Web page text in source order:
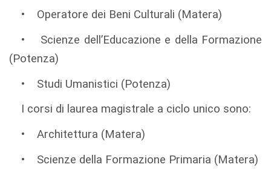
• Operatore dei Beni Culturali (Matera)
• Scienze dell’Educazione e della Formazione
(Potenza)
• Studi Umanistici (Potenza)
I corsi di laurea magistrale a ciclo unico sono:
• Architettura (Matera)
• Scienze della Formazione Primaria (Matera)